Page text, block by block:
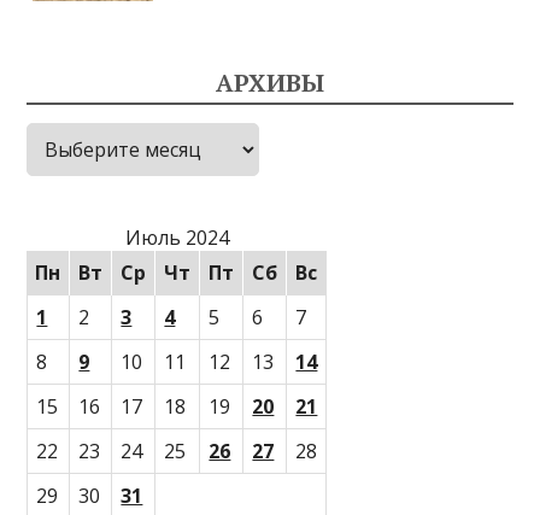
АРХИВЫ
Архивы
Июль 2024
Пн
Вт Ср Чт Пт Сб
Вс
1
2 3 4 5 6
7
8
9 10 11 12 13
14
15
16 17 18 19 20
21
22
23 24 25 26 27
28
29
30 31